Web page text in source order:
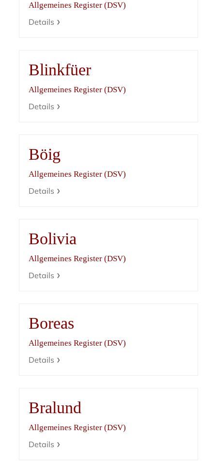
Allgemeines Register (DSV)
Details
Blinkfüer
Allgemeines Register (DSV)
Details
Böig
Allgemeines Register (DSV)
Details
Bolivia
Allgemeines Register (DSV)
Details
Boreas
Allgemeines Register (DSV)
Details
Bralund
Allgemeines Register (DSV)
Details